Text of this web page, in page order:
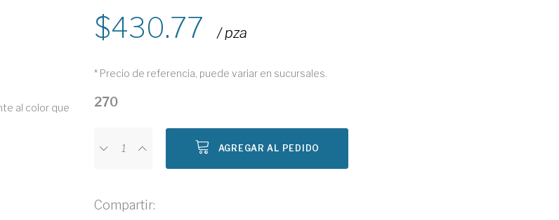
al color que
430.77 / pza
* Precio de referencia, puede variar en sucursales.
270
AGREGAR AL PEDIDO
Compartir: